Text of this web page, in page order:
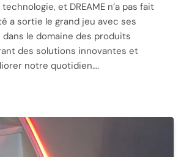
et DREAME n’a pas fait
a sortie le grand jeu avec ses
le domaine des produits
des solutions innovantes et
notre quotidien….